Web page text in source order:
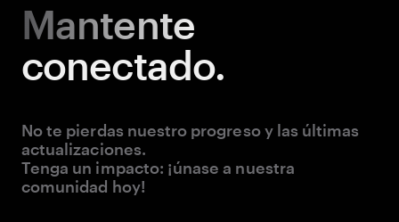
Mantente
conectado.
No te pierdas nuestro progreso y las últimas
actualizaciones.
Tenga un impacto: ¡únase a nuestra
comunidad hoy!